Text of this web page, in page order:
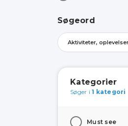
Søgeord
Kategorier
Søger i 1 kategori
Must see